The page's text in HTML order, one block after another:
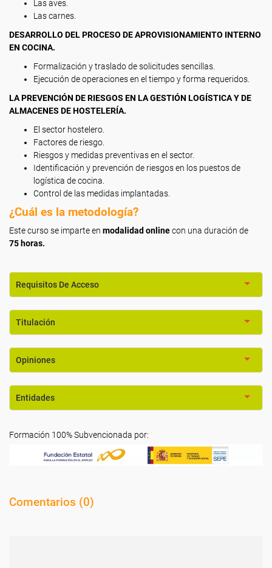
Las aves.
Las carnes.
DESARROLLO DEL PROCESO DE APROVISIONAMIENTO INTERNO
EN COCINA.
Formalización y traslado de solicitudes sencillas.
Ejecución de operaciones en el tiempo y forma requeridos.
LA PREVENCIÓN DE RIESGOS EN LA GESTIÓN LOGÍSTICA Y DE
ALMACENES DE HOSTELERÍA.
El sector hostelero.
Factores de riesgo.
Riesgos y medidas preventivas en el sector.
Identificación y prevención de riesgos en los puestos de
logística de cocina.
Control de las medidas implantadas.
¿Cuál es la metodología?
Este curso se imparte en modalidad onlinecon una duración de
75 horas.
Requisitos De Acceso
Titulación
Opiniones
Entidades
Formación 100% Subvencionada por:
Comentarios (0)